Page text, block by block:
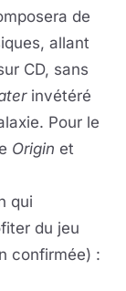
de
allant
CD, sans
invétéré
Pour le
Origin et
qui
du jeu
confirmée) :